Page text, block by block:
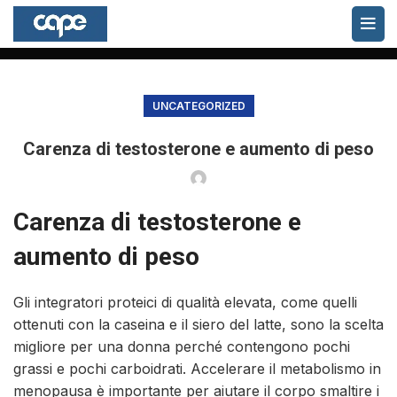
UNCATEGORIZED
Carenza di testosterone e aumento di peso
Carenza di testosterone e
aumento di peso
Gli integratori proteici di qualità elevata, come quelli
ottenuti con la caseina e il siero del latte, sono la scelta
migliore per una donna perché contengono pochi
grassi e pochi carboidrati. Accelerare il metabolismo in
menopausa è importante per aiutare il corpo smaltire i